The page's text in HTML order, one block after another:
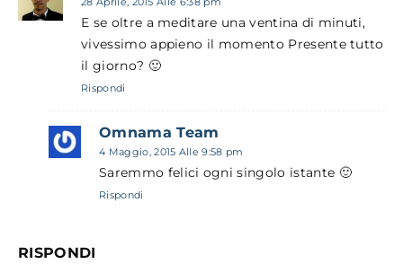
E se oltre a meditare una ventina di minuti,
vivessimo appieno il momento Presente tutto
il giorno? 🙂
Rispondi
Omnama Team
4 Maggio, 2015 Alle 9:58 pm
Saremmo felici ogni singolo istante 🙂
Rispondi
RISPONDI